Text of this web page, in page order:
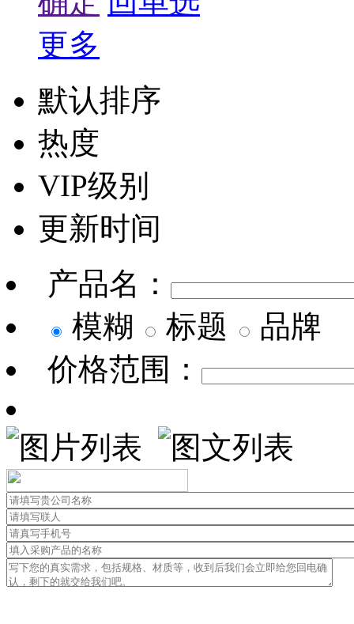
更多
默认排序
热度
VIP级别
更新时间
产品名：
模糊
标题
品牌
价格范围：